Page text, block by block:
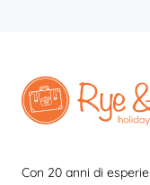
Con 20 anni di